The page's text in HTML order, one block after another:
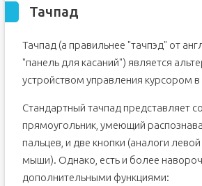
Тачпад
Тачпад (а правильнее "тачпэд" от
"панель для касаний") является
устройством управления курсором в
Стандартный тачпад представляет
прямоугольник, умеющий
пальцев, и две кнопки (аналоги
мыши). Однако, есть и более
дополнительными функциями: